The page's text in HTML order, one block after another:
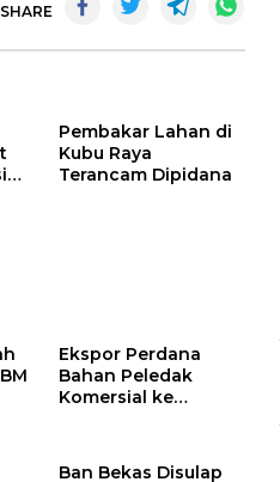
SHARE
Pembakar Lahan di
Kubu Raya
Terancam Dipidana
Ekspor Perdana
Bahan Peledak
Komersial ke
Ban Bekas Disulap